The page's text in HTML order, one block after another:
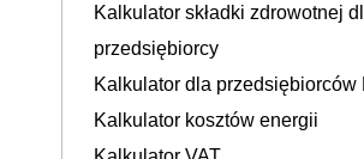
Kalkulator składki zdrowotnej
przedsiębiorcy
Kalkulator dla przedsiębiorców
Kalkulator kosztów energii